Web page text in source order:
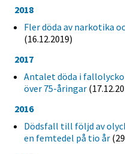
2018
Fler döda av narkotika
(16.12.2019)
2017
Antalet döda i
över 75-åringar
2016
Dödsfall till följd av
en femtedel på tio år